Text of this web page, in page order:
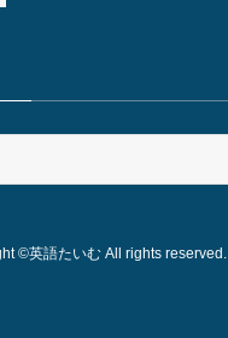
©英語たいむ All rights reserved.